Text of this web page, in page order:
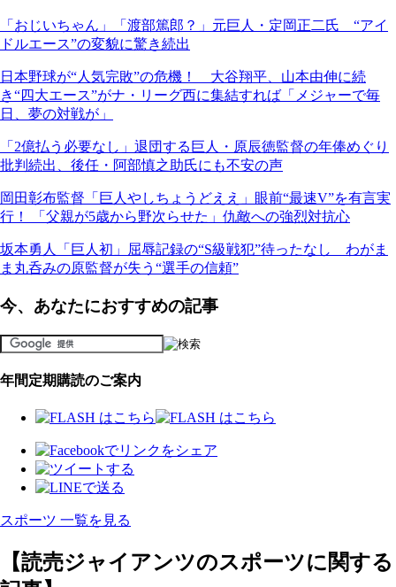
「おじいちゃん」「渡部篤郎？」元巨人・定岡正二氏 “アイ
ドルエース”の変貌に驚き続出
日本野球が“人気完敗”の危機！ 大谷翔平、山本由伸に続
き“四大エース”がナ・リーグ西に集結すれば「メジャーで毎
日、夢の対戦が」
「2億払う必要なし」退団する巨人・原辰徳監督の年俸めぐり
批判続出、後任・阿部慎之助氏にも不安の声
岡田彰布監督「巨人やしちょうどええ」眼前“最速V”を有言実
行！ 「父親が5歳から野次らせた」仇敵への強烈対抗心
坂本勇人「巨人初」屈辱記録の“S級戦犯”待ったなし わがま
ま丸呑みの原監督が失う“選手の信頼”
今、あなたにおすすめの記事
年間定期購読のご案内
スポーツ 一覧を見る
【読売ジャイアンツのスポーツに関する